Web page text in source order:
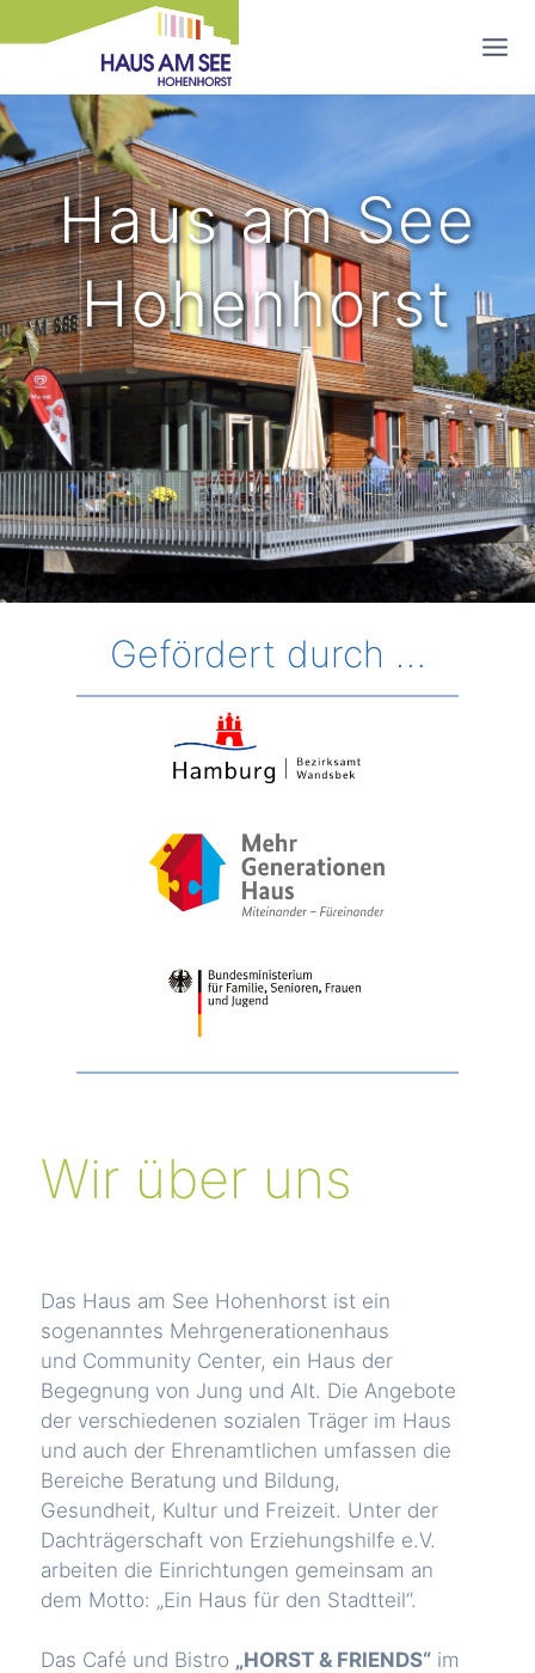
Inhalt
Haus am See
Hohenhorst
Gefördert durch …
Wir über uns
Das Haus am See Hohenhorst ist ein
sogenanntes Mehrgenerationenhaus
und Community Center, ein Haus der
Begegnung von Jung und Alt. Die Angebote
der verschiedenen sozialen Träger im Haus
und auch der Ehrenamtlichen umfassen die
Bereiche Beratung und Bildung,
Gesundheit, Kultur und Freizeit. Unter der
Dachträgerschaft von Erziehungshilfe e.V.
arbeiten die Einrichtungen gemeinsam an
dem Motto: „Ein Haus für den Stadtteil“.
Das Café und Bistro „HORST & FRIENDS“ im